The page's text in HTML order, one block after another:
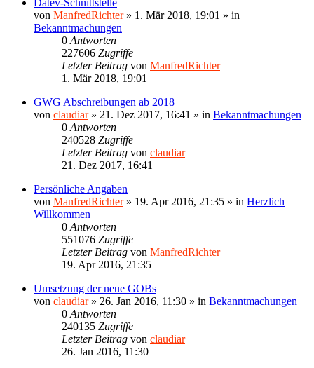
von ManfredRichter» 1. Mär 2018, 19:01 » in
Bekanntmachungen
0 Antworten
227606 Zugriffe
Letzter Beitrag von ManfredRichter
1. Mär 2018, 19:01
GWG Abschreibungen ab 2018
von claudiar» 21. Dez 2017, 16:41 » in Bekanntmachungen
0 Antworten
240528 Zugriffe
Letzter Beitrag von claudiar
21. Dez 2017, 16:41
Persönliche Angaben
von ManfredRichter» 19. Apr 2016, 21:35 » in Herzlich
Willkommen
0 Antworten
551076 Zugriffe
Letzter Beitrag von ManfredRichter
19. Apr 2016, 21:35
Umsetzung der neue GOBs
von claudiar» 26. Jan 2016, 11:30 » in Bekanntmachungen
0 Antworten
240135 Zugriffe
Letzter Beitrag von claudiar
26. Jan 2016, 11:30